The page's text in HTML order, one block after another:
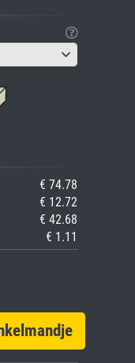
€ 74.78
€ 12.72
€ 42.68
€ 1.11